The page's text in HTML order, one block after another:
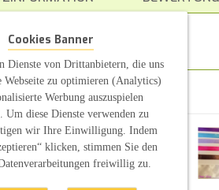
INTERESSIERT SEIN
Cookies Banner
Dienste von Drittanbietern, die uns
Webseite zu optimieren (Analytics)
Werbung auszuspielen
Um diese Dienste verwenden zu
wir Ihre Einwilligung. Indem
klicken, stimmen Sie den
freiwillig zu.